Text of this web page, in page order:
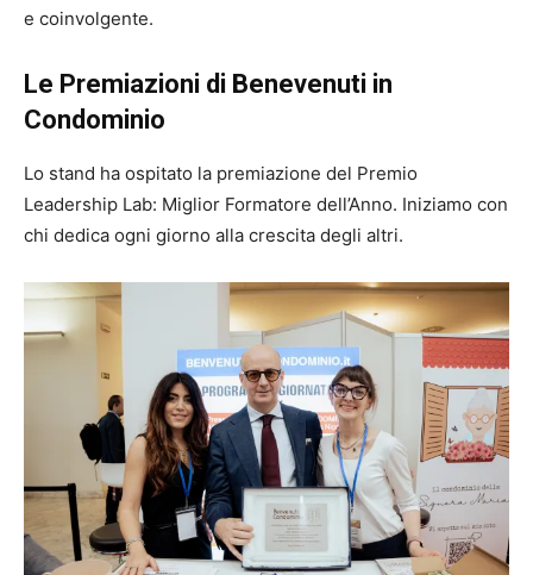
e coinvolgente.
Le Premiazioni di Benevenuti in
Condominio
Lo stand ha ospitato la premiazione del Premio
Leadership Lab: Miglior Formatore dell’Anno. Iniziamo con
chi dedica ogni giorno alla crescita degli altri.